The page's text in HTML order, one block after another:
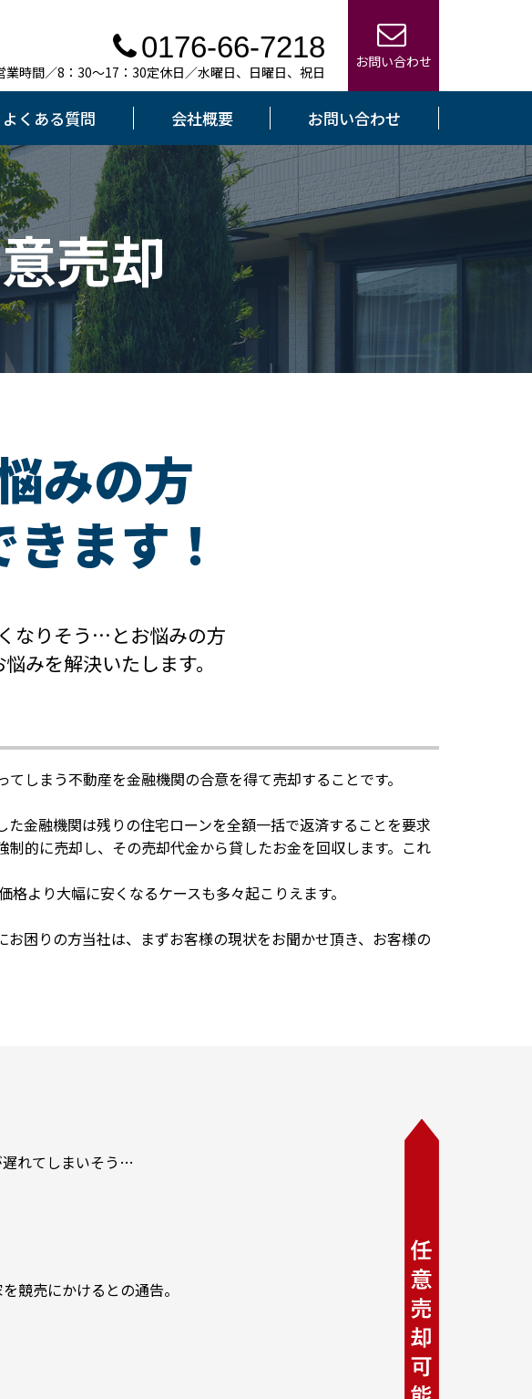
0176-66-7218
業時間／8：30～17：30定休日／水曜日、日曜日、祝日
お問い合わせ
よくある質問 会社概要 お問い合わせ
売却
みの方
ます！
なりそう…とお悩みの方
みを解決いたします。
しまう不動産を金融機関の合意を得て売却することです。
金融機関は残りの住宅ローンを全額一括で返済することを要求
的に売却し、その売却代金から貸したお金を回収します。これ
より大幅に安くなるケースも多々起こりえます。
困りの方当社は、まずお客様の現状をお聞かせ頂き、お客様の
れてしまいそう…
競売にかけるとの通告。